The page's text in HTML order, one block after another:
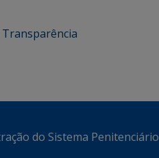
Transparência
do Sistema Penitenciário